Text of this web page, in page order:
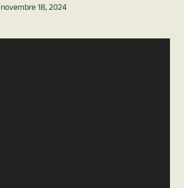
novembre 18, 2024